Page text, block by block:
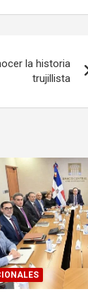
la historia
trujillista